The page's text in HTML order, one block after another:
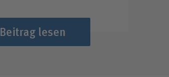
Beitrag lesen